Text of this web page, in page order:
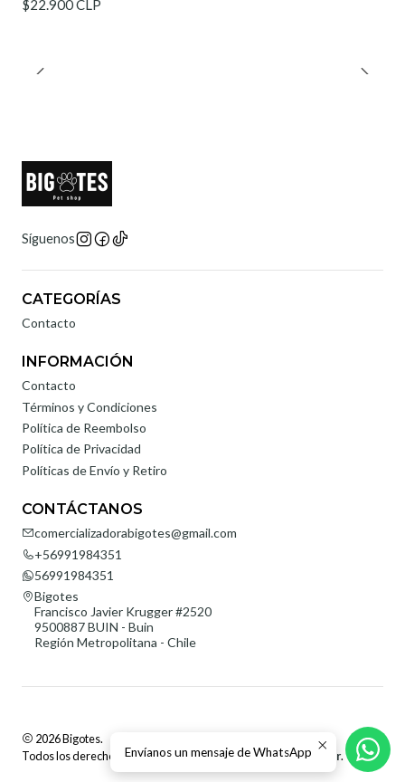
$22.900 CLP
Síguenos
CATEGORÍAS
Contacto
INFORMACIÓN
Contacto
Términos y Condiciones
Política de Reembolso
Política de Privacidad
Políticas de Envío y Retiro
CONTÁCTANOS
comercializadorabigotes@gmail.com
+56991984351
56991984351
Bigotes
Francisco Javier Krugger #2520
9500887 BUIN - Buin
Región Metropolitana - Chile
2026 Bigotes.
Todos los derechos reservados.Desarrollado por Jumpseller.
Envíanos un mensaje de WhatsApp